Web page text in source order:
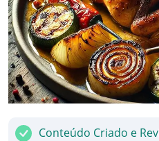
Conteúdo Criado e